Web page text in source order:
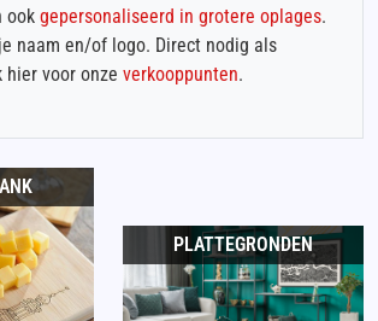
ook gepersonaliseerd in grotere oplages.
naam en/of logo. Direct nodig als
hier voor onze verkooppunten.
PLATTEGRONDEN